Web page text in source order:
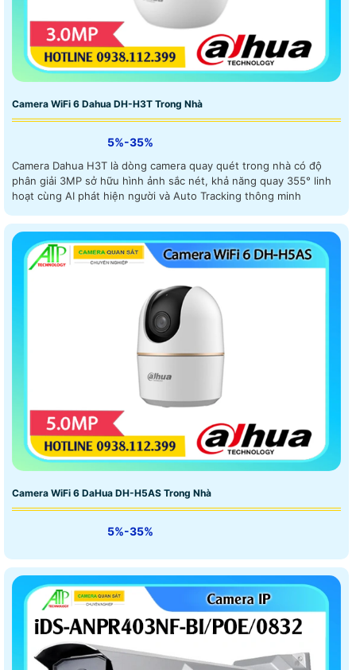
Camera WiFi 6 Dahua DH-H3T Trong Nhà
5%-35%
Camera Dahua H3T là dòng camera quay quét trong nhà có độ
phân giải 3MP sở hữu hình ảnh sắc nét, khả năng quay 355° linh
hoạt cùng AI phát hiện người và Auto Tracking thông minh
Camera WiFi 6 DaHua DH-H5AS Trong Nhà
5%-35%